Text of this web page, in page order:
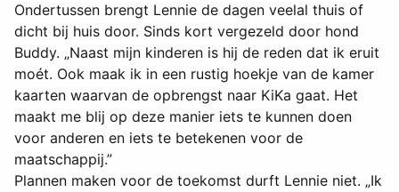
Ondertussen brengt Lennie de dagen veelal thuis of
dicht bij huis door. Sinds kort vergezeld door hond
Buddy. „Naast mijn kinderen is hij de reden dat ik eruit
moét. Ook maak ik in een rustig hoekje van de kamer
kaarten waarvan de opbrengst naar KiKa gaat. Het
maakt me blij op deze manier iets te kunnen doen
voor anderen en iets te betekenen voor de
maatschappij.”
Plannen maken voor de toekomst durft Lennie niet. „Ik